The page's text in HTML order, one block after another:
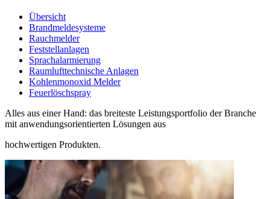
Übersicht
Brandmeldesysteme
Rauchmelder
Feststellanlagen
Sprachalarmierung
Raumlufttechnische Anlagen
Kohlenmonoxid Melder
Feuerlöschspray
Alles aus einer Hand: das breiteste Leistungsportfolio der Branche
mit anwendungsorientierten Lösungen aus
hochwertigen Produkten.